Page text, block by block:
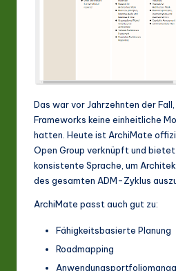
Das war vor Jahrzehnten der
Frameworks keine einheitliche
hatten. Heute ist ArchiMate
Open Group verknüpft und bietet
konsistente Sprache, um
des gesamten ADM-Zyklus
ArchiMate passt auch gut zu:
Fähigkeitsbasierte Planung
Roadmapping